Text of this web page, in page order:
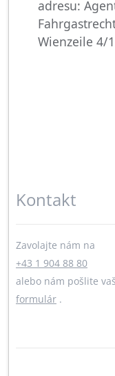
adresu:
Wienzeile 4/
Kontakt
Zavolajte nám na
+43 1 904 88 80
alebo nám pošlite
formulár .